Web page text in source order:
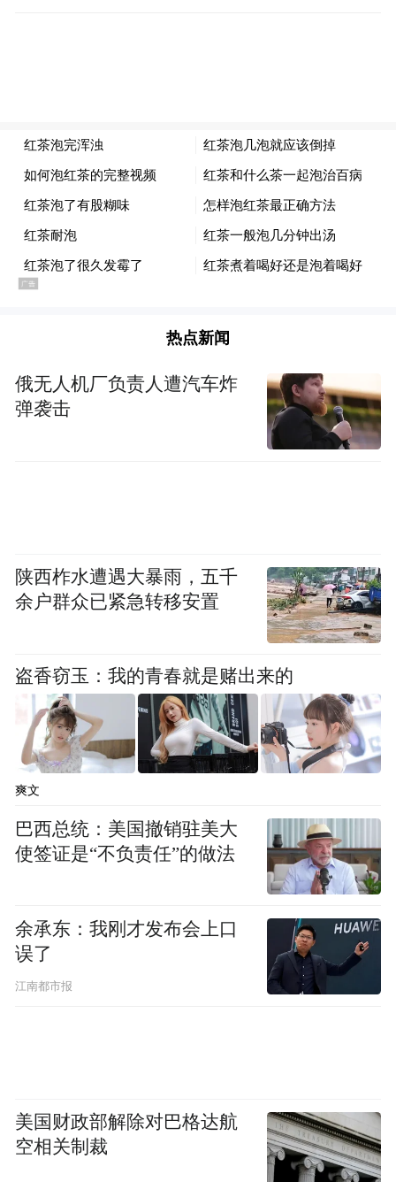
邓中翰做客《舍得智慧讲堂》
国家对芯片的支持政策一直存在，近年来又
本身就是一种进步。因为对于芯片而言，彻
底杜绝犯罪分子是很难的，如果能更好的结
合市场，让产品、客户来证明，国家也在更
制，能够形成一种创新的氛围。现在国家在
新的政策和机制下面，涌现出大量成功的案
例，很多芯片在国内的创新正在走向国际的
市场，包括一些无人地带，已经插上了中国
国的芯片是大有希望的。
某一定程度上来说，芯片是一系列制度的结
晶。无论是知识产权的保护、科研机制的透
明度，还是给创新者和企业家足够的自由
国际市场上拼杀出一条路来。在拼杀的过程
中，要给他们以自主权，让他们能够在产业
热点新闻
俄无人机厂负责人遭汽车炸
弹袭击
陕西柞水遭遇大暴雨，五千
余户群众已紧急转移安置
盗香窃玉：我的青春就是赌出来的
爽文
巴西总统：美国撤销驻美大
使签证是“不负责任”的做法
余承东：我刚才发布会上口
误了
江南都市报
美国财政部解除对巴格达航
空相关制裁